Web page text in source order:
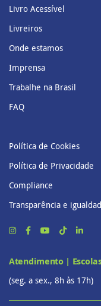
Livro Acessível
Livreiros
Onde estamos
Imprensa
Trabalhe na Brasil
FAQ
Política de Cookies
Política de Privacidade
Compliance
Transparência e
Atendimento |
(seg. a sex., 8h às 17h)